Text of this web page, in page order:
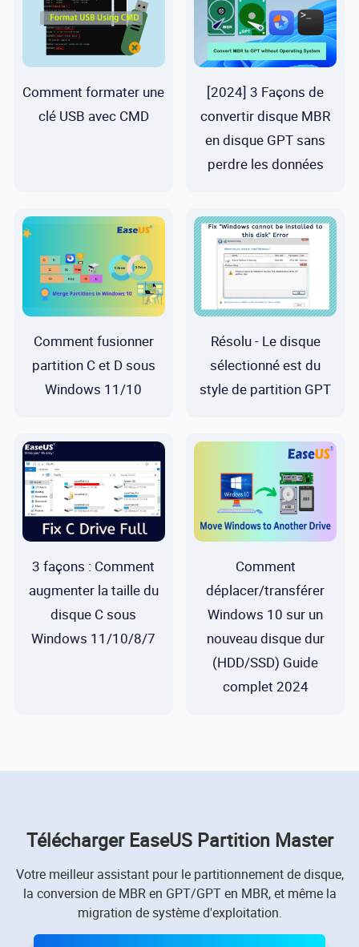
Comment formater une
clé USB avec CMD
[2024] 3 Façons de
convertir disque MBR
en disque GPT sans
perdre les données
Comment fusionner
partition C et D sous
Windows 11/10
Résolu - Le disque
sélectionné est du
style de partition GPT
3 façons : Comment
augmenter la taille du
disque C sous
Windows 11/10/8/7
Comment
déplacer/transférer
Windows 10 sur un
nouveau disque dur
(HDD/SSD) Guide
complet 2024
Télécharger EaseUS Partition Master
Votre meilleur assistant pour le partitionnement de disque,
la conversion de MBR en GPT/GPT en MBR, et même la
migration de système d'exploitation.